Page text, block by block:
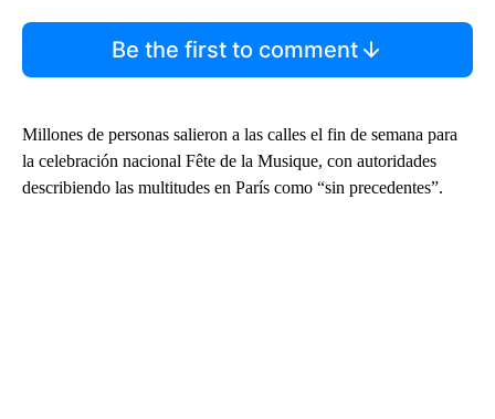
Be the first to comment
Millones de personas salieron a las calles el fin de semana para
la celebración nacional Fête de la Musique, con autoridades
describiendo las multitudes en París como “sin precedentes”.